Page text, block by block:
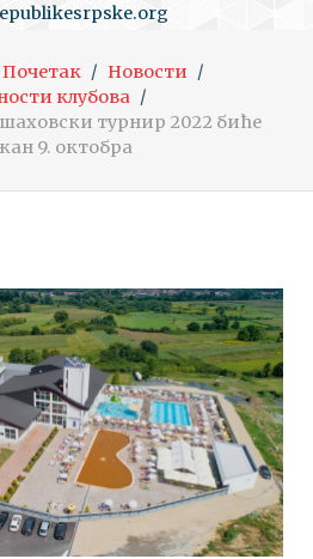
Почетак
Новости
клубова
турнир 2022 биће
9. октобра